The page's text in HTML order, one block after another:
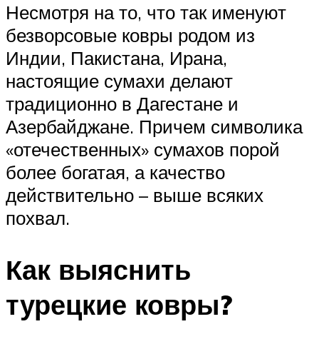
Несмотря на то, что так именуют
безворсовые ковры родом из
Индии, Пакистана, Ирана,
настоящие сумахи делают
традиционно в Дагестане и
Азербайджане. Причем символика
«отечественных» сумахов порой
более богатая, а качество
действительно – выше всяких
похвал.
Как выяснить
турецкие ковры?